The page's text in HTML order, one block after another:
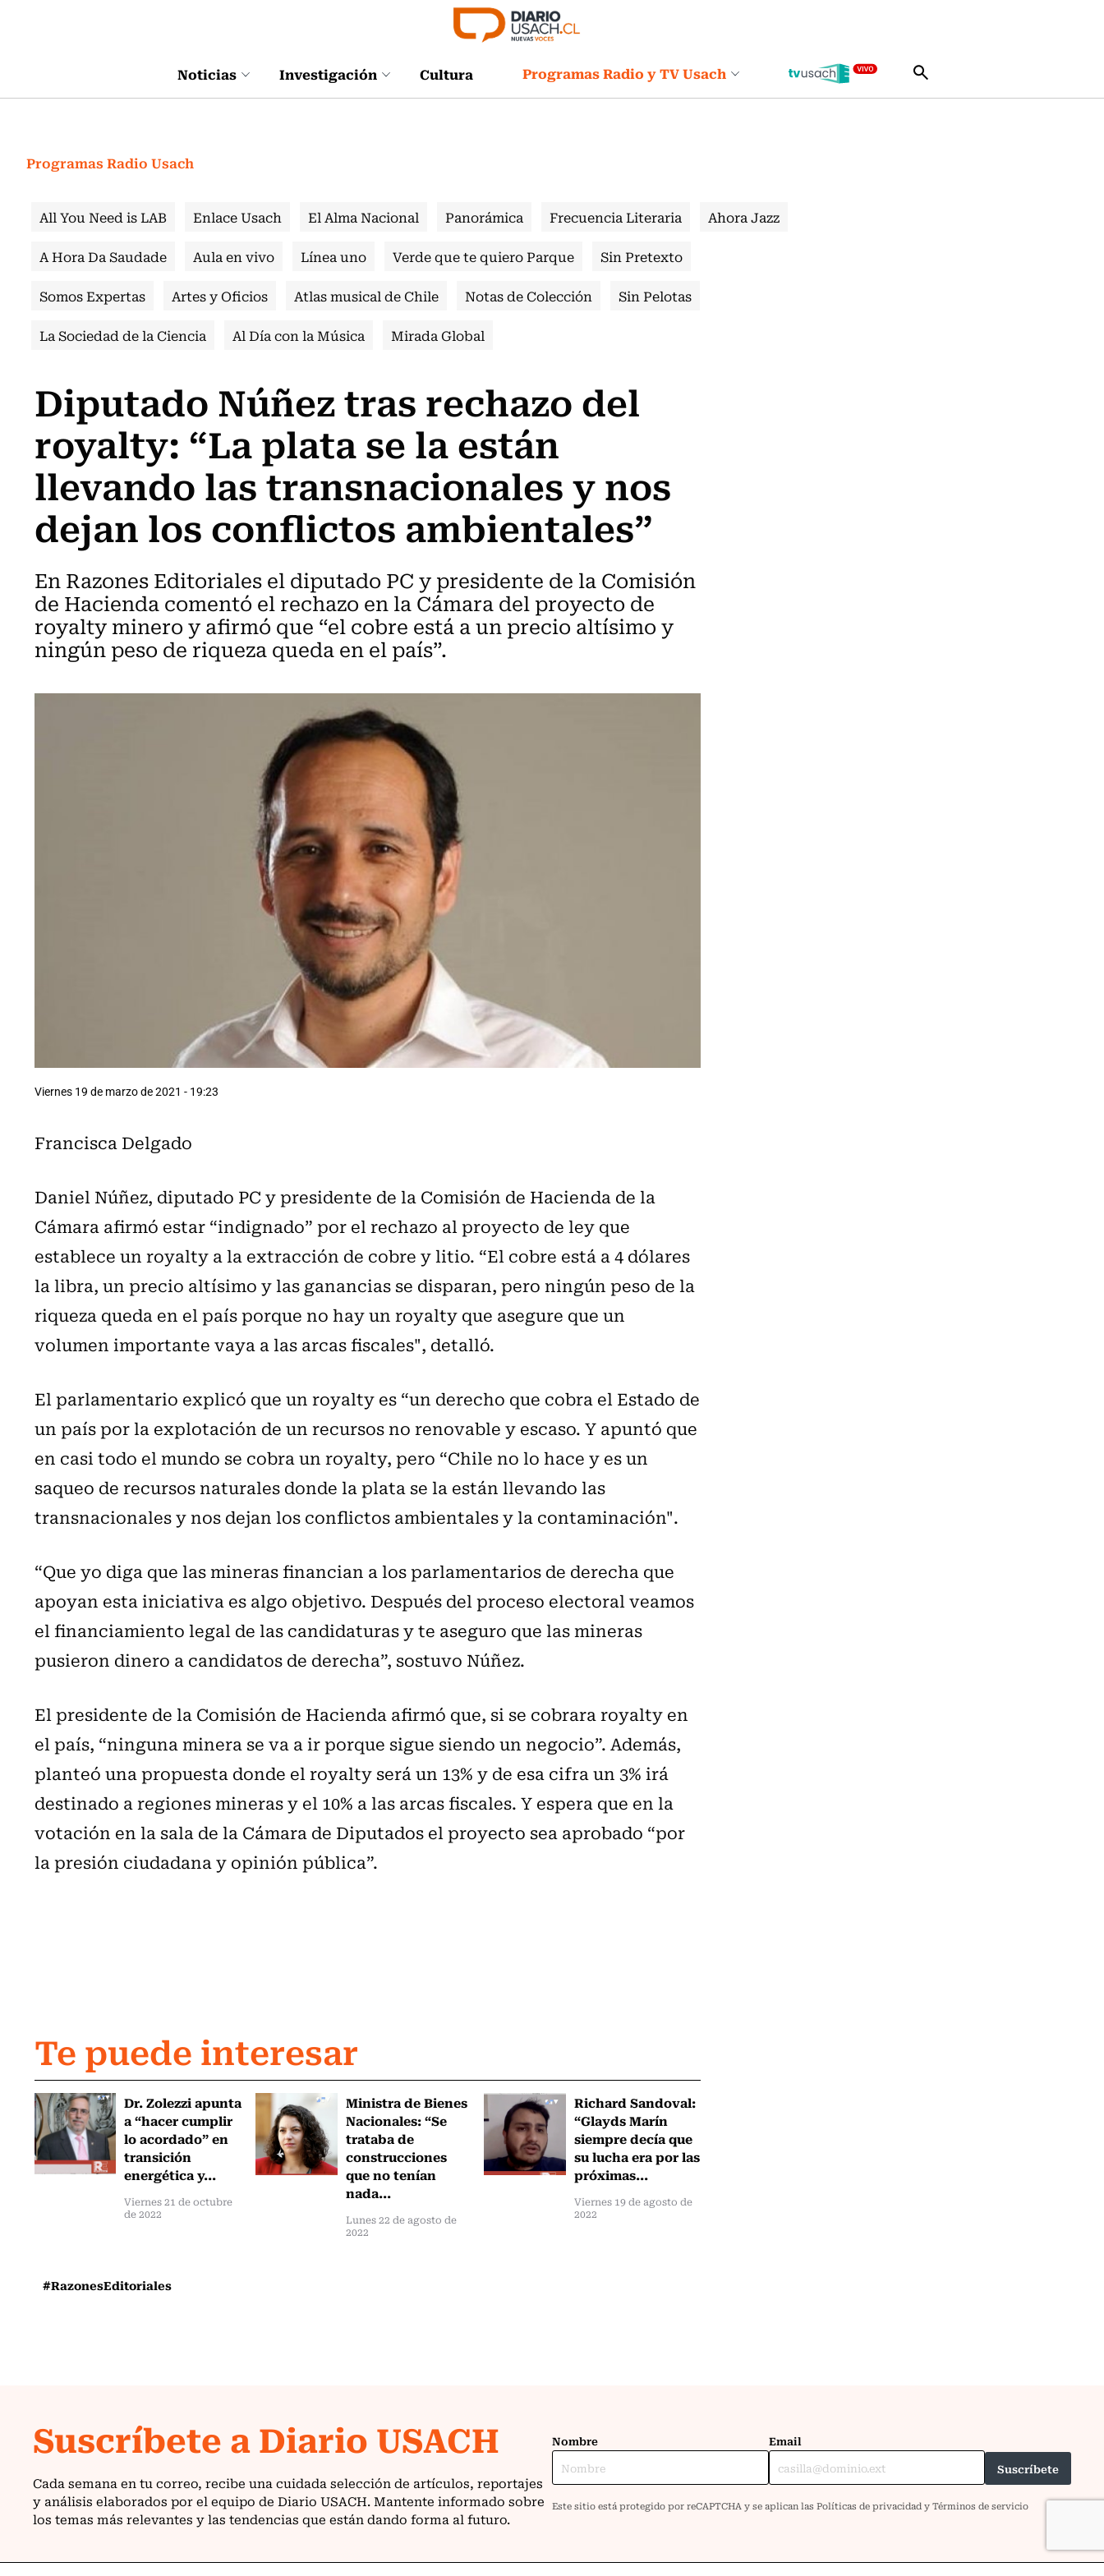
Noticias Investigación Cultura Programas Radio y TV Usach
Programas Radio Usach
All You Need is LAB Enlace Usach El Alma Nacional Panorámica Frecuencia Literaria
Ahora Jazz
A Hora Da Saudade
Aula en vivo Línea uno Verde que te quiero Parque
Sin Pretexto
Somos Expertas
Artes y Oficios Atlas musical de Chile Notas de Colección
Sin Pelotas
La Sociedad de la Ciencia
Al Día con la Música Mirada Global
Diputado Núñez tras rechazo del
royalty: “La plata se la están
llevando las transnacionales y nos
dejan los conflictos ambientales”
En Razones Editoriales el diputado PC y presidente de la Comisión
de Hacienda comentó el rechazo en la Cámara del proyecto de
royalty minero y afirmó que “el cobre está a un precio altísimo y
ningún peso de riqueza queda en el país”.
Viernes 19 de marzo de 2021 - 19:23
Francisca Delgado
Daniel Núñez, diputado PC y presidente de la Comisión de Hacienda de la
Cámara afirmó estar “indignado” por el rechazo al proyecto de ley que
establece un royalty a la extracción de cobre y litio. “El cobre está a 4 dólares
la libra, un precio altísimo y las ganancias se disparan, pero ningún peso de la
riqueza queda en el país porque no hay un royalty que asegure que un
volumen importante vaya a las arcas fiscales", detalló.
El parlamentario explicó que un royalty es “un derecho que cobra el Estado de
un país por la explotación de un recursos no renovable y escaso. Y apuntó que
en casi todo el mundo se cobra un royalty, pero “Chile no lo hace y es un
saqueo de recursos naturales donde la plata se la están llevando las
transnacionales y nos dejan los conflictos ambientales y la contaminación".
“Que yo diga que las mineras financian a los parlamentarios de derecha que
apoyan esta iniciativa es algo objetivo. Después del proceso electoral veamos
el financiamiento legal de las candidaturas y te aseguro que las mineras
pusieron dinero a candidatos de derecha”, sostuvo Núñez.
El presidente de la Comisión de Hacienda afirmó que, si se cobrara royalty en
el país, “ninguna minera se va a ir porque sigue siendo un negocio”. Además,
planteó una propuesta donde el royalty será un 13% y de esa cifra un 3% irá
destinado a regiones mineras y el 10% a las arcas fiscales. Y espera que en la
votación en la sala de la Cámara de Diputados el proyecto sea aprobado “por
la presión ciudadana y opinión pública”.
Te puede interesar
Dr. Zolezzi apunta
a “hacer cumplir
lo acordado” en
transición
energética y...
Viernes 21 de octubre
de 2022
Ministra de Bienes
Nacionales: “Se
trataba de
construcciones
que no tenían
nada...
Lunes 22 de agosto de
2022
Richard Sandoval:
“Glayds Marín
siempre decía que
su lucha era por las
próximas...
Viernes 19 de agosto de
2022
#RazonesEditoriales